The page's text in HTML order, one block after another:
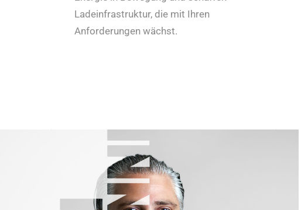
Ladeinfrastruktur, die mit Ihren
Anforderungen wächst.